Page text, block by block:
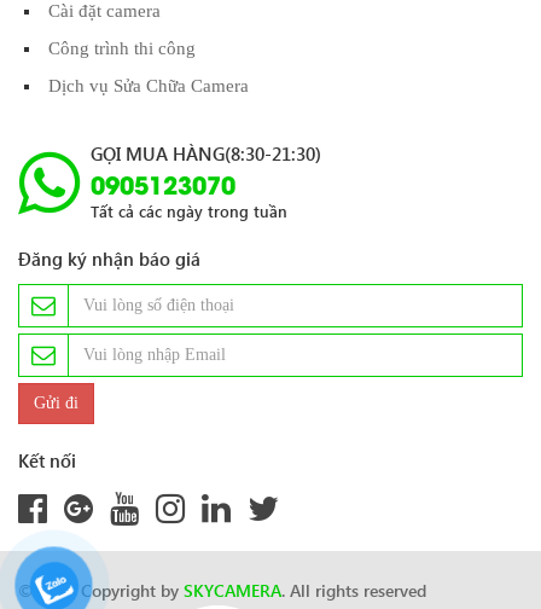
Cài đặt camera
Công trình thi công
Dịch vụ Sửa Chữa Camera
GỌI MUA HÀNG(8:30-21:30)
0905123070
Tất cả các ngày trong tuần
Đăng ký nhận báo giá
Kết nối
© 2024 Copyright by SKYCAMERA. All rights reserved